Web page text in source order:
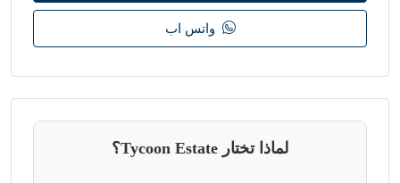
واتس اب
لماذا تختار Tycoon Estate؟